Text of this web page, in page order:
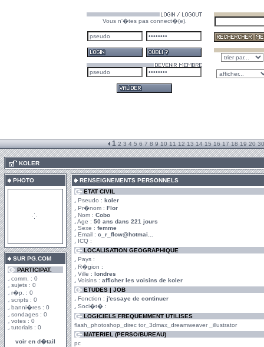
Vous n'�tes pas connect�(e).
1 2 3 4 5 6 7 8 9 10 11 12 13 14 15 16 17 18 19 20 30
KOLER
PHOTO
SUR PG.COM
PARTICIPAT.
comm. : 0
sujets : 0
r�p. : 0
scripts : 0
banni�res : 0
sondages : 0
votes : 0
tutorials : 0
voir en d�tail
RENSEIGNEMENTS PERSONNELS
ETAT CIVIL
Pseudo : koler
Pr�nom : Flor
Nom : Cobo
Age : 50 ans dans 221 jours
Sexe : femme
Email : c_r_flow@hotmai...
ICQ :
LOCALISATION GEOGRAPHIQUE
Pays :
R�gion :
Ville : londres
Voisins : afficher les voisins de koler
ETUDES | JOB
Fonction : j'essaye de continuer
Soci�t� :
LOGICIELS FREQUEMMENT UTILISES
flash_photoshop_direc tor_3dmax_dreamweaver _illustrator
MATERIEL (PERSO/BUREAU)
pc